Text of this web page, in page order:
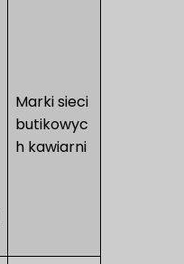
Marki sieci
butikowyc
h kawiarni